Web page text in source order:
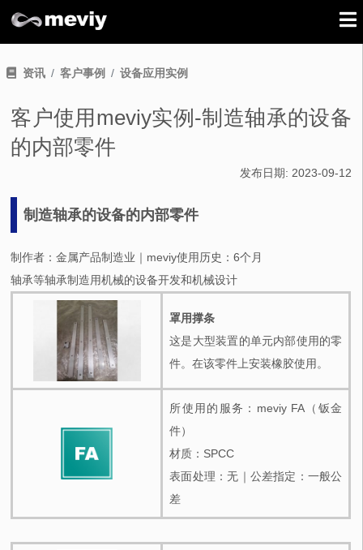
资讯 客户事例 设备应用实例
客户使用meviy实例-制造轴承的设备
的内部零件
发布日期: 2023-09-12
制造轴承的设备的内部零件
制作者：金属产品制造业｜meviy使用历史：6个月
轴承等轴承制造用机械的设备开发和机械设计
罩用撑条
这是大型装置的单元内部使用的零
件。在该零件上安装橡胶使用。
所使用的服务：meviy FA（钣金
件）
材质：SPCC
表面处理：无｜公差指定：一般公
差